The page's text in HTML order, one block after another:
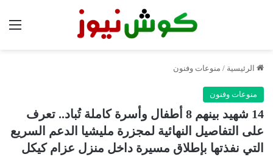
الرئيسية / منوعات وفنون
منوعات وفنون
14 شهيد بينهم 8 أطفال وأسرة كاملة تُباد.. تعرف
على التفاصيل النهائية لمجزرة مليشيا الدعم السريع
التي نفذتها بإطلاق مسيرة داخل منزل عزام كيكل